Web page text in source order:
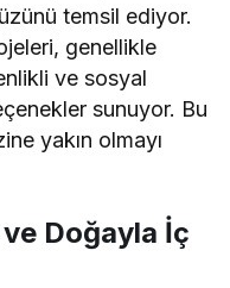
temsil ediyor.
genellikle
ve sosyal
sunuyor. Bu
yakın olmayı
Doğayla İç